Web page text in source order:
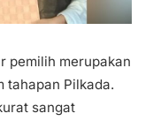
pemilih merupakan
tahapan Pilkada.
sangat